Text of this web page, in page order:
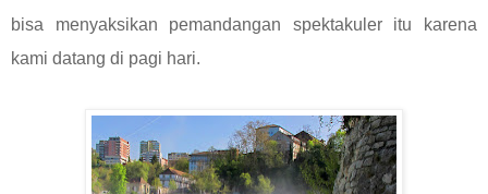
bisa menyaksikan pemandangan spektakuler itu karena
kami datang di pagi hari.